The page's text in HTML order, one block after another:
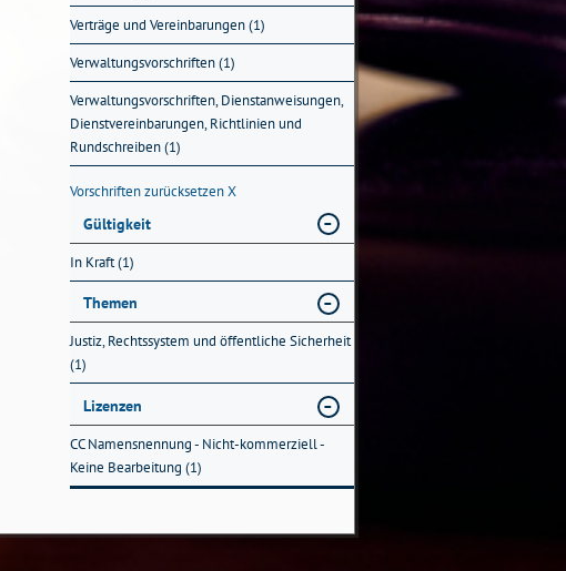
Verträge und Vereinbarungen (1)
Verwaltungsvorschriften (1)
Verwaltungsvorschriften, Dienstanweisungen,
Dienstvereinbarungen, Richtlinien und
Rundschreiben (1)
Vorschriften zurücksetzenX
Gültigkeit
In Kraft (1)
Themen
Justiz, Rechtssystem und öffentliche Sicherheit
(1)
Lizenzen
CC Namensnennung - Nicht-kommerziell -
Keine Bearbeitung (1)